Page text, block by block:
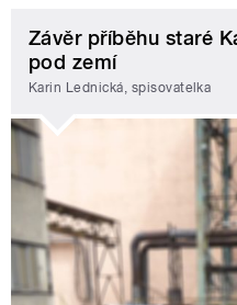
Závěr příběhu staré
pod zemí
Karin Lednická, spisovatelka